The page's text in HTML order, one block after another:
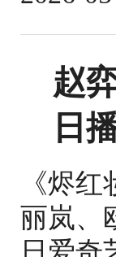
赵
日
《烬
丽岚、